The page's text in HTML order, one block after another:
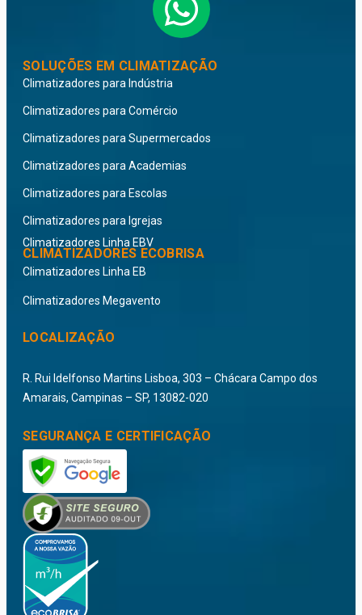
CLIMATIZADORES ECOBRISA
Climatizadores Linha EBV
Climatizadores Linha EB
Climatizadores Megavento
SOLUÇÕES EM CLIMATIZAÇÃO
Climatizadores para Indústria
Climatizadores para Comércio
Climatizadores para Supermercados
Climatizadores para Academias
Climatizadores para Escolas
Climatizadores para Igrejas
LOCALIZAÇÃO
R. Rui Idelfonso Martins Lisboa, 303 – Chácara Campo dos
Amarais, Campinas – SP, 13082-020
SEGURANÇA E CERTIFICAÇÃO